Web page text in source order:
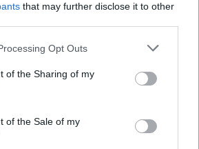
that may further disclose it to other
Opt Outs
of the Sharing of my
of the Sale of my
που απέκτησαν το 2017 οι
επιβληθεί το 2018
την κλίμακα φορολογίας
που ξεκινούν από 15% και
εξής: